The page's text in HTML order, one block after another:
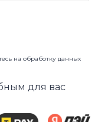
на обработку данных
для вас